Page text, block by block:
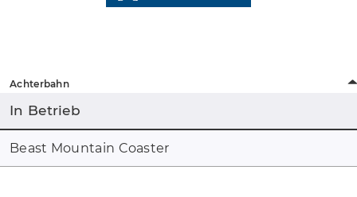
Achterbahn
In Betrieb
Beast Mountain Coaster